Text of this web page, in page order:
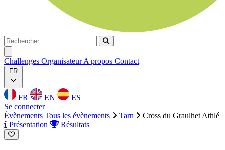
Rechercher
Rechercher
Challenges OrganisateurA propos Contact
FR
FR EN
ES
Se connecter
Évènements Tous les évènements Tarn
Cross du Graulhet Athlé
Présentation
Résultats